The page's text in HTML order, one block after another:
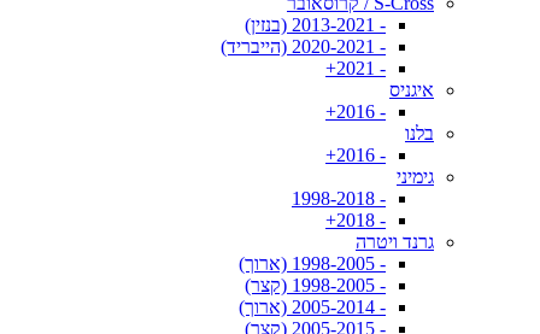
- 2013-2021 (בנזין)
- 2020-2021 (הייבריד)
- 2021+
איגניס
- 2016+
בלנו
- 2016+
גימיני
- 1998-2018
- 2018+
גרנד ויטרה
- 1998-2005 (ארוך)
- 1998-2005 (קצר)
- 2005-2014 (ארוך)
- 2005-2015 (קצר)